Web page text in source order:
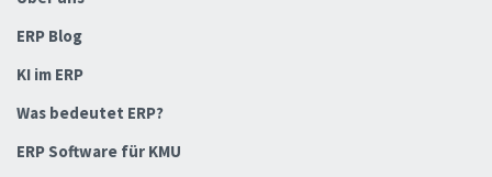
ERP Blog
KI im ERP
Was bedeutet ERP?
ERP Software für KMU